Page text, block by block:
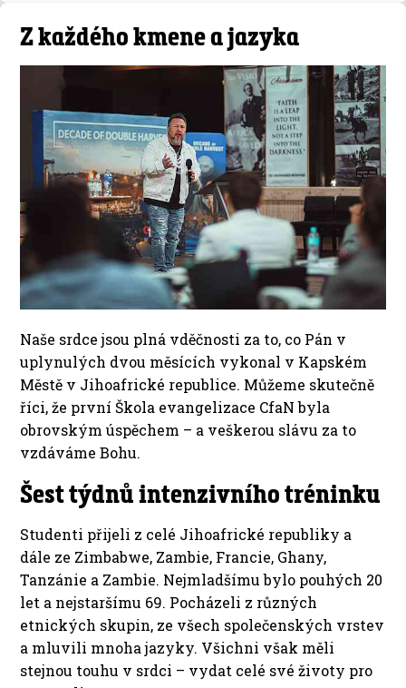
Z každého kmene a jazyka
Naše srdce jsou plná vděčnosti za to, co Pán v
uplynulých dvou měsících vykonal v Kapském
Městě v Jihoafrické republice. Můžeme skutečně
říci, že první Škola evangelizace CfaN byla
obrovským úspěchem – a veškerou slávu za to
vzdáváme Bohu.
Šest týdnů intenzivního tréninku
Studenti přijeli z celé Jihoafrické republiky a
dále ze Zimbabwe, Zambie, Francie, Ghany,
Tanzánie a Zambie. Nejmladšímu bylo pouhých 20
let a nejstaršímu 69. Pocházeli z různých
etnických skupin, ze všech společenských vrstev
a mluvili mnoha jazyky. Všichni však měli
stejnou touhu v srdci – vydat celé své životy pro